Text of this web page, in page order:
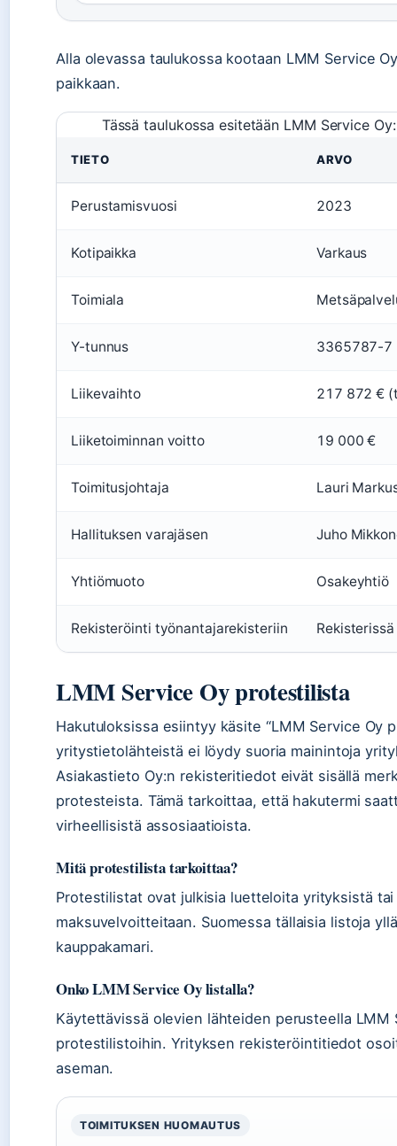
Alla olevassa taulukossa kootaan LMM Service
paikkaan.
Tässä taulukossa esitetään LMM Service
TIETO ARVO
Perustamisvuosi 2023
Kotipaikka Varkaus
Toimiala
Y-tunnus 3365787-7
Liikevaihto 217 872 €
Liiketoiminnan voitto 19 000 €
Toimitusjohtaja Lauri
Hallituksen varajäsen Juho
Yhtiömuoto Osakeyhtiö
Rekisteröinti työnantajarekisteriin Rekisterissä
LMM Service Oy protestilista
Hakutuloksissa esiintyy käsite “LMM Service Oy
yritystietolähteistä ei löydy suoria mainintoja
Asiakastieto Oy:n rekisteritiedot eivät sisällä
protesteista. Tämä tarkoittaa, että hakutermi
virheellisistä assosiaatioista.
Mitä protestilista tarkoittaa?
Protestilistat ovat julkisia luetteloita yrityksistä
maksuvelvoitteitaan. Suomessa tällaisia listoja
kauppakamari.
Onko LMM Service Oy listalla?
Käytettävissä olevien lähteiden perusteella LMM
protestilistoihin. Yrityksen rekisteröintitiedot
aseman.
TOIMITUKSEN HUOMAUTUS